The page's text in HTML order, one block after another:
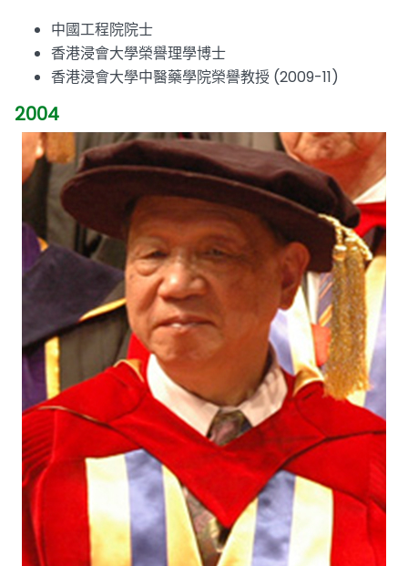
中國工程院院士
香港浸會大學榮譽理學博士
香港浸會大學中醫藥學院榮譽教授 (2009-11)
2004